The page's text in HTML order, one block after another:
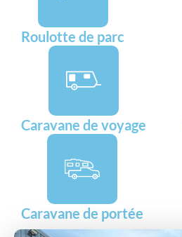
Roulotte de parc
Caravane de voyage
Caravane de portée